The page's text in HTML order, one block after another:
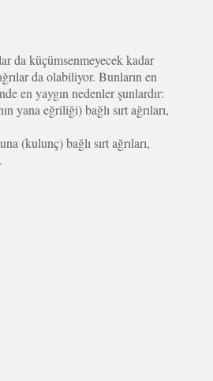
da küçümsenmeyecek kadar
da olabiliyor. Bunların en
en yaygın nedenler şunlardır:
yana eğriliği) bağlı sırt ağrıları,
(kulunç) bağlı sırt ağrıları,